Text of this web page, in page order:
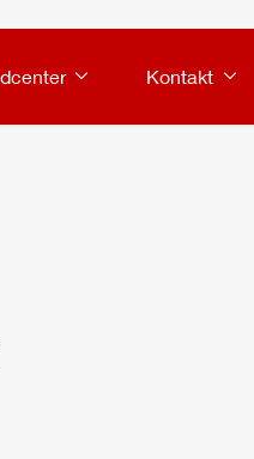
Kontakt